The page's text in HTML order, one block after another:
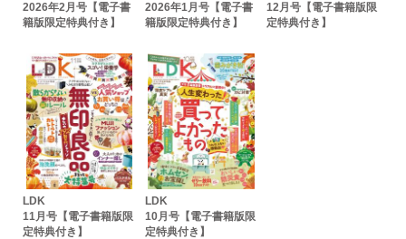
2026年2月号【電子書
籍版限定特典付き】
2026年1月号【電子書
籍版限定特典付き】
12月号【電子書籍版限
定特典付き】
LDK
11月号【電子書籍版限
定特典付き】
LDK
10月号【電子書籍版限
定特典付き】